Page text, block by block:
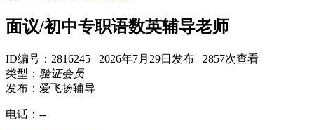
面议/初中专职语数英辅导老师
ID编号：2816245 2026年7月29日发布 2857次查看
类型： 验证会员
发布：爱飞扬辅导
电话： --